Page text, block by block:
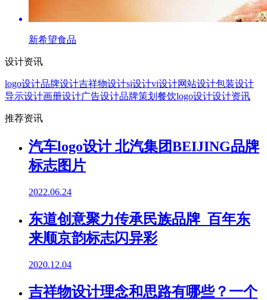
新希望食品
设计资讯
logo设计品牌设计吉祥物设计si设计vi设计网站设计包装设计
导示设计画册设计广告设计品牌策划 餐饮logo设计设计资讯
推荐资讯
汽车logo设计 北汽集团BEIJING品牌
标志图片
2022.06.24
东道创意聚力传承民族品牌 百年东
来顺京韵标志闪异彩
2020.12.04
吉祥物设计理念和思路有哪些？一个